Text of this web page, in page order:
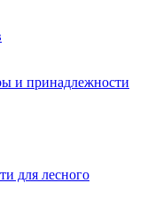
и принадлежности
для лесного